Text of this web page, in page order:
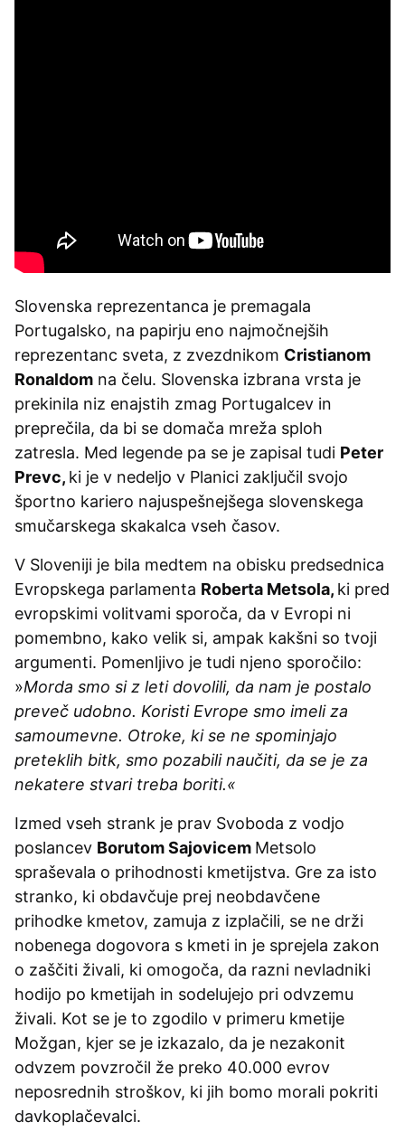
Slovenska reprezentanca je premagala
Portugalsko, na papirju eno najmočnejših
reprezentanc sveta, z zvezdnikom Cristianom
Ronaldom na čelu. Slovenska izbrana vrsta je
prekinila niz enajstih zmag Portugalcev in
preprečila, da bi se domača mreža sploh
zatresla. Med legende pa se je zapisal tudi Peter
Prevc, ki je v nedeljo v Planici zaključil svojo
športno kariero najuspešnejšega slovenskega
smučarskega skakalca vseh časov.
V Sloveniji je bila medtem na obisku predsednica
Evropskega parlamenta Roberta Metsola, ki pred
evropskimi volitvami sporoča, da v Evropi ni
pomembno, kako velik si, ampak kakšni so tvoji
argumenti. Pomenljivo je tudi njeno sporočilo:
»Morda smo si z leti dovolili, da nam je postalo
preveč udobno. Koristi Evrope smo imeli za
samoumevne. Otroke, ki se ne spominjajo
preteklih bitk, smo pozabili naučiti, da se je za
nekatere stvari treba boriti.«
Izmed vseh strank je prav Svoboda z vodjo
poslancev Borutom Sajovicem Metsolo
spraševala o prihodnosti kmetijstva. Gre za isto
stranko, ki obdavčuje prej neobdavčene
prihodke kmetov, zamuja z izplačili, se ne drži
nobenega dogovora s kmeti in je sprejela zakon
o zaščiti živali, ki omogoča, da razni nevladniki
hodijo po kmetijah in sodelujejo pri odvzemu
živali. Kot se je to zgodilo v primeru kmetije
Možgan, kjer se je izkazalo, da je nezakonit
odvzem povzročil že preko 40.000 evrov
neposrednih stroškov, ki jih bomo morali pokriti
davkoplačevalci.